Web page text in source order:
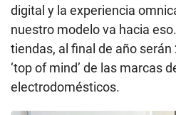
digital y la experiencia
nuestro modelo va hacia
tiendas, al final de año
‘top of mind’ de las marcas
electrodomésticos.